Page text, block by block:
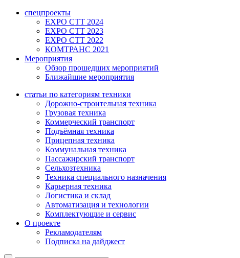
спецпроекты
EXPO CTT 2024
EXPO CTT 2023
EXPO CTT 2022
КОМТРАНС 2021
Мероприятия
Обзор прошедших мероприятий
Ближайшие мероприятия
статьи по категориям техники
Дорожно-строительная техника
Грузовая техника
Коммерческий транспорт
Подъёмная техника
Прицепная техника
Коммунальная техника
Пассажирский транспорт
Сельхозтехника
Техника специального назначения
Карьерная техника
Логистика и склад
Автоматизация и технологии
Комплектующие и сервис
О проекте
Рекламодателям
Подписка на дайджест